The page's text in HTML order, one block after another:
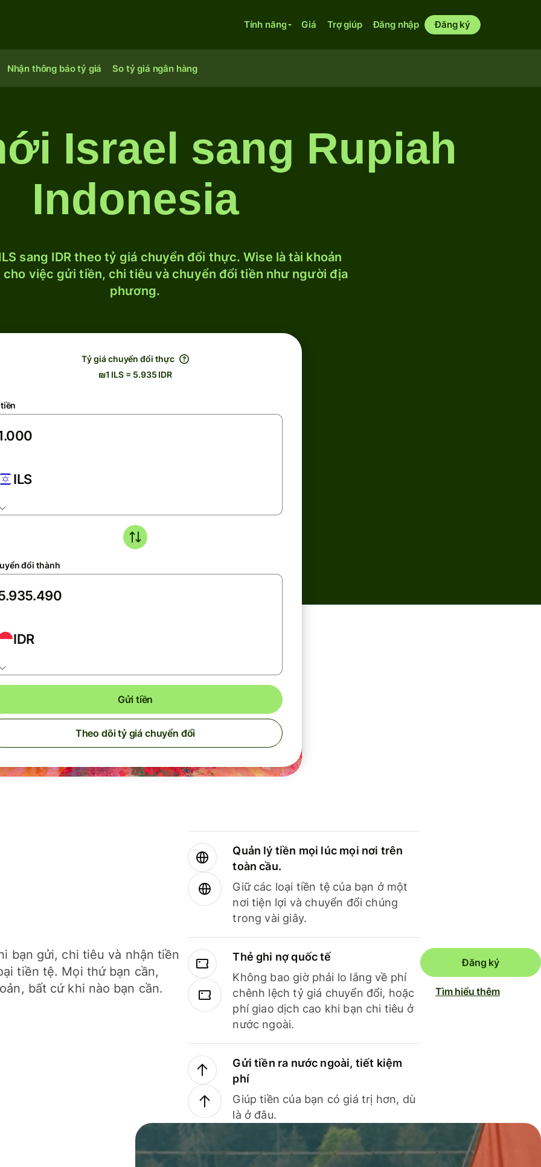
Tính năng Giá Trợ giúp Đăng nhập Đăng ký
Nhận thông báo tỷ giá So tỷ giá ngân hàng
Israel sang Rupiah
Indonesia
sang IDR theo tỷ giá chuyển đổi thực. Wise là tài khoản
việc gửi tiền, chi tiêu và chuyển đổi tiền như người địa
phương.
Tỷ giá chuyển đổi thực
₪1 ILS = 5.935 IDR
ILS
đổi thành
IDR
Gửi tiền
Theo dõi tỷ giá chuyển đổi
bạn gửi, chi tiêu và nhận tiền
tiền tệ. Mọi thứ bạn cần,
bất cứ khi nào bạn cần.
Quản lý tiền mọi lúc mọi nơi trên
toàn cầu.
Giữ các loại tiền tệ của bạn ở một
nơi tiện lợi và chuyển đổi chúng
trong vài giây.
Thẻ ghi nợ quốc tế
Không bao giờ phải lo lắng về phí
chênh lệch tỷ giá chuyển đổi, hoặc
phí giao dịch cao khi bạn chi tiêu ở
nước ngoài.
Gửi tiền ra nước ngoài, tiết kiệm
phí
Giúp tiền của bạn có giá trị hơn, dù
là ở đâu.
Đăng ký
Tìm hiểu thêm